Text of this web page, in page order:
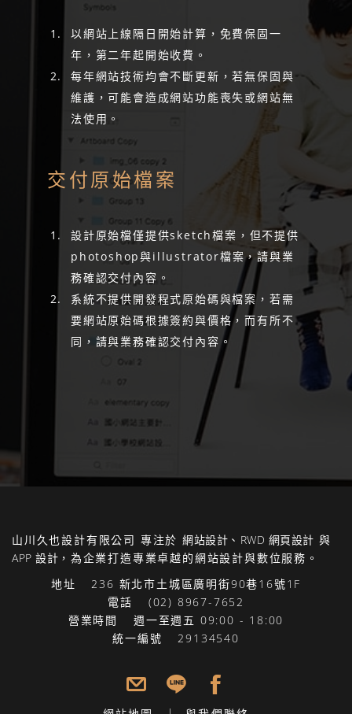
以網站上線隔日開始計算，免費保固一
年，第二年起開始收費。
每年網站技術均會不斷更新，若無保固與
維護，可能會造成網站功能喪失或網站無
法使用。
交付原始檔案
設計原始檔僅提供sketch檔案，但不提供
photoshop與illustrator檔案，請與業
務確認交付內容。
系統不提供開發程式原始碼與檔案，若需
要網站原始碼根據簽約與價格，而有所不
同，請與業務確認交付內容。
山川久也設計有限公司 專注於網站設計 、 RWD 網頁設計 與
APP 設計 ，為企業打造專業卓越的網站設計與數位服務。
地址
236 新北市土城區廣明街90巷16號1F
電話
(02) 8967-7652
營業時間
週一至週五 09:00 - 18:00
統一編號
29134540